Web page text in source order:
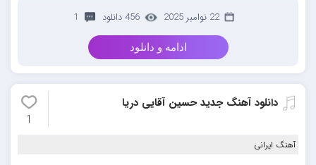
22 نوامبر 2025 456 دانلود 1
ادامه و دانلود
دانلود آهنگ جدید حسین آقایی دریا
1
آهنگ ایرانی